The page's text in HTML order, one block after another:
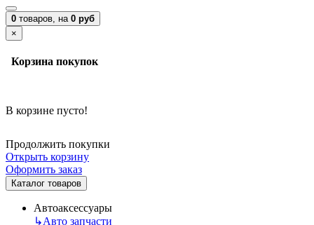
0 товаров, на 0 руб
×
Корзина покупок
В корзине пусто!
Продолжить покупки
Открыть корзину
Оформить заказ
Каталог товаров
Автоаксессуары
↳Авто запчасти